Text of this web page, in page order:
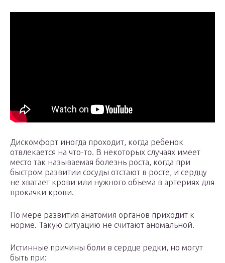
Дискомфорт иногда проходит, когда ребенок
отвлекается на что-то. В некоторых случаях имеет
место так называемая болезнь роста, когда при
быстром развитии сосуды отстают в росте, и сердцу
не хватает крови или нужного объема в артериях для
прокачки крови.
По мере развития анатомия органов приходит к
норме. Такую ситуацию не считают аномальной.
Истинные причины боли в сердце редки, но могут
быть при: